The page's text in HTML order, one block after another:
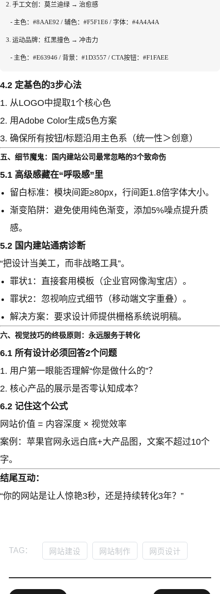
2. 手工文创：莫兰迪绿 → 治愈感
- 主色：#8AAE92 / 辅色：#F5F1E6 / 字体：#4A4A4A
3. 运动品牌：红黑撞色 → 冲击力
- 主色：#E63946 / 背景：#1D3557 / CTA按钮：#F1FAEE
4.2 定基色的3步心法
从LOGO中提取1个核心色
用Adobe Color生成5色方案
确保所有按钮/标题沿用主色系（统一性＞创意）
五、细节魔鬼：国内建站公司最常忽略的3个致命伤
5.1 高级感藏在“呼吸感”里
留白标准：模块间距≥80px，行间距1.8倍字体大小。
渐变陷阱：避免使用纯色渐变，添加5%噪点提升质
感。
5.2 国内建站通病诊断
“把设计当美工，而非战略工具”。
罪状1：直接套用模板（企业官网像淘宝店）。
罪状2：忽视响应式细节（移动端文字重叠）。
解决方案：要求设计师提供栅格系统说明稿。
六、视觉技巧的终极原则：永远服务于转化
6.1 所有设计必须回答2个问题
用户第一眼能否理解“你是做什么的”？
核心产品的展示是否零认知成本？
6.2 记住这个公式
网站价值 = 内容深度 × 视觉效率
案例：苹果官网永远白底+大产品图，文案不超过10个
字。
结尾互动：
“你的网站是让人惊艳3秒，还是持续转化3年？”
TAG： 网站建设 网站制作 网页设计